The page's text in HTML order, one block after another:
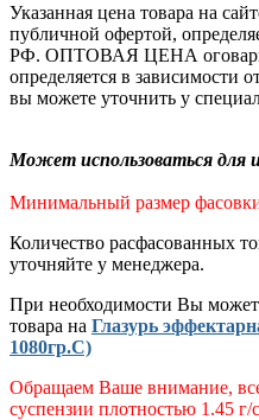
Указанная цена товара на
публичной офертой,
РФ. ОПТОВАЯ ЦЕНА
определяется в зависимости
вы можете уточнить у
Может использоваться для
Минимальный размер
Количество расфасованных
уточняйте у менеджера.
При необходимости Вы
товара на Глазурь
1080гр.С)
Обращаем Ваше внимание,
суспензии плотностью 1.45 г/